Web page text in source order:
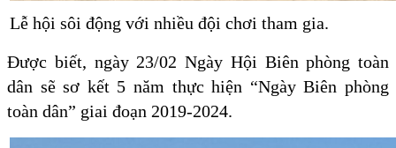
Lễ hội sôi động với nhiều đội chơi tham gia.
Được biết, ngày 23/02 Ngày Hội Biên phòng toàn
dân sẽ sơ kết 5 năm thực hiện “Ngày Biên phòng
toàn dân” giai đoạn 2019-2024.